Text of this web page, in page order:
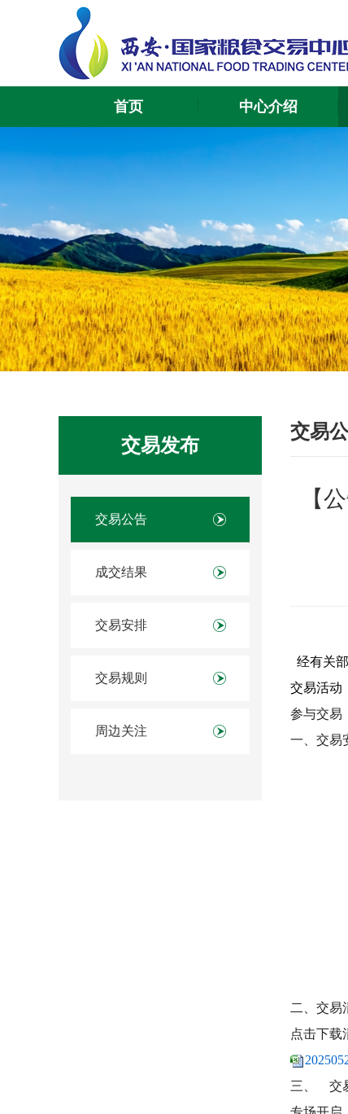
首页 中心介绍
交易发布
交易公告
成交结果
交易安排
交易规则
周边关注
交易
【
经有关
交易活动
参与交易
一、交易
二、交易
点击下载
三、
交